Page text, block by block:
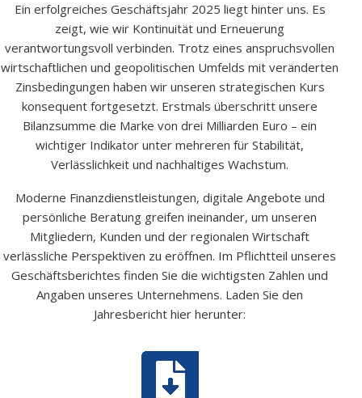
Ein erfolgreiches Geschäftsjahr 2025 liegt hinter uns. Es
zeigt, wie wir Kontinuität und Erneuerung
verantwortungsvoll verbinden. Trotz eines anspruchsvollen
wirtschaftlichen und geopolitischen Umfelds mit veränderten
Zinsbedingungen haben wir unseren strategischen Kurs
konsequent fortgesetzt. Erstmals überschritt unsere
Bilanzsumme die Marke von drei Milliarden Euro – ein
wichtiger Indikator unter mehreren für Stabilität,
Verlässlichkeit und nachhaltiges Wachstum.
Moderne Finanzdienstleistungen, digitale Angebote und
persönliche Beratung greifen ineinander, um unseren
Mitgliedern, Kunden und der regionalen Wirtschaft
verlässliche Perspektiven zu eröffnen. Im Pflichtteil unseres
Geschäftsberichtes finden Sie die wichtigsten Zahlen und
Angaben unseres Unternehmens. Laden Sie den
Jahresbericht hier herunter: